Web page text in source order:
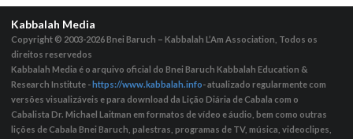
Kabbalah Media
Copyright © 2003-2026Bnei Baruch – Kabbalah L’Am Association, Todos os
direitos reservedos
Kabbalah Media é o arquivo oficial do Bnei Baruch Kabbalah Education &
Research Institute - https://www.kabbalah.info- atualizado regularmente com
versões visualizáveis ​​e para download da Lição Diária de Cabala com o
Cabalista Dr. Michael Laitman em formatos de vídeo e áudio, bem como outras
lições de Cabala Bnei Baruch, palestras, programas de TV, música, videoclipes,